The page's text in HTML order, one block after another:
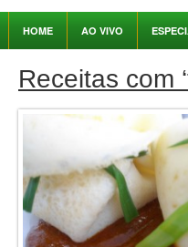
HOME AO VIVO
Receitas com